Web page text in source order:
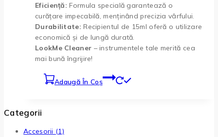
Eficiență: Formula specială garantează o
curățare impecabilă, menținând precizia vârfului.
Durabilitate: Recipientul de 15ml oferă o utilizare
economică și de lungă durată.
LookMe Cleaner – instrumentele tale merită cea
mai bună îngrijire!
Adaugă În Coș
Categorii
Accesorii (1)